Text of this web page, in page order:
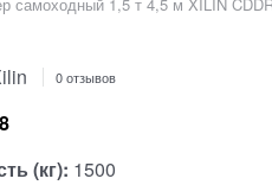
0 отзывов
(кг): 1500